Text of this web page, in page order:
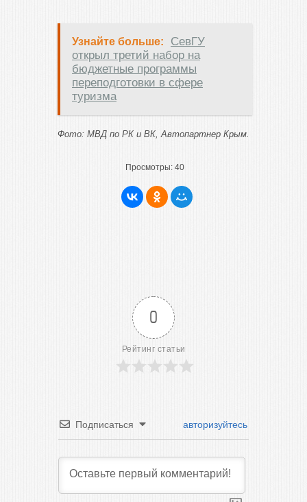
Узнайте больше:
СевГУ
открыл третий набор на
бюджетные программы
переподготовки в сфере
туризма
Фото: МВД по РК и ВК, Автопартнер Крым.
Просмотры: 40
0
Рейтинг статьи
Подписаться авторизуйтесь